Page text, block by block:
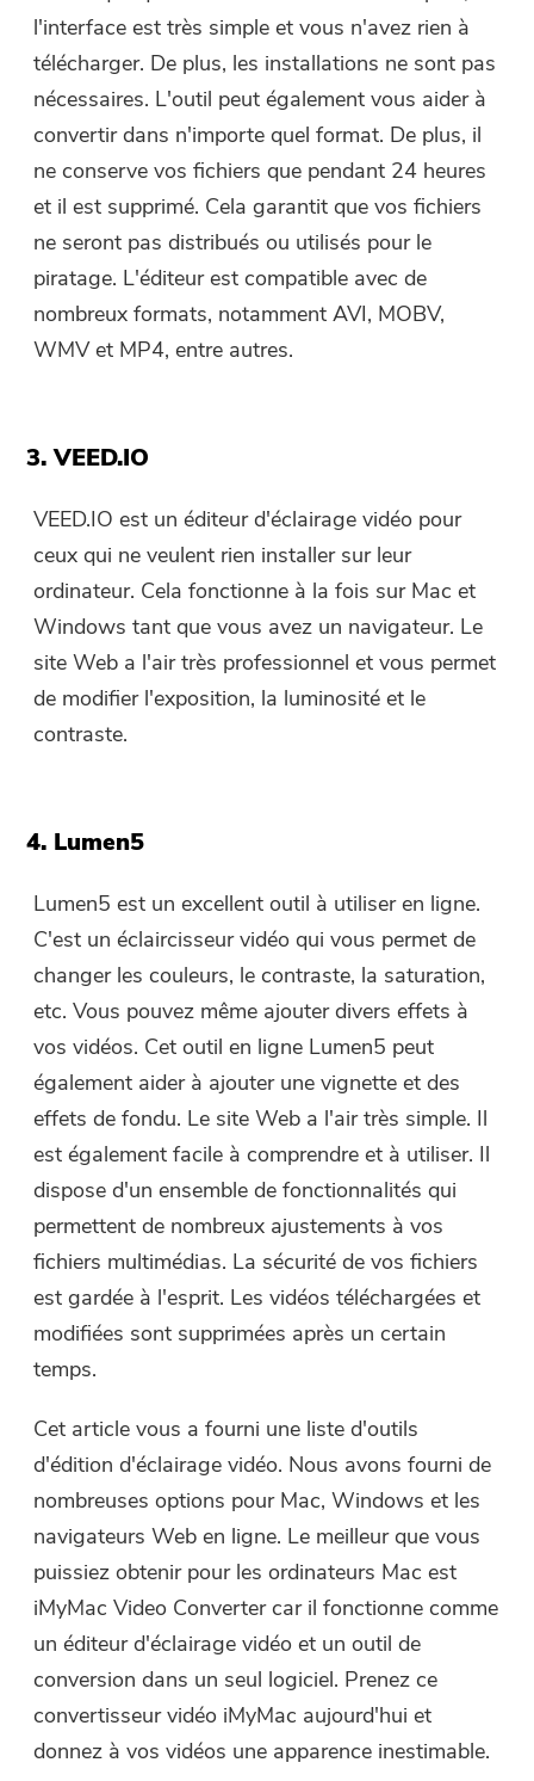
l'interface est très simple et vous n'avez rien à
télécharger. De plus, les installations ne sont pas
nécessaires. L'outil peut également vous aider à
convertir dans n'importe quel format. De plus, il
ne conserve vos fichiers que pendant 24 heures
et il est supprimé. Cela garantit que vos fichiers
ne seront pas distribués ou utilisés pour le
piratage. L'éditeur est compatible avec de
nombreux formats, notamment AVI, MOBV,
WMV et MP4, entre autres.
3. VEED.IO
VEED.IO est un éditeur d'éclairage vidéo pour
ceux qui ne veulent rien installer sur leur
ordinateur. Cela fonctionne à la fois sur Mac et
Windows tant que vous avez un navigateur. Le
site Web a l'air très professionnel et vous permet
de modifier l'exposition, la luminosité et le
contraste.
4. Lumen5
Lumen5 est un excellent outil à utiliser en ligne.
C'est un éclaircisseur vidéo qui vous permet de
changer les couleurs, le contraste, la saturation,
etc. Vous pouvez même ajouter divers effets à
vos vidéos. Cet outil en ligne Lumen5 peut
également aider à ajouter une vignette et des
effets de fondu. Le site Web a l'air très simple. Il
est également facile à comprendre et à utiliser. Il
dispose d'un ensemble de fonctionnalités qui
permettent de nombreux ajustements à vos
fichiers multimédias. La sécurité de vos fichiers
est gardée à l'esprit. Les vidéos téléchargées et
modifiées sont supprimées après un certain
temps.
Cet article vous a fourni une liste d'outils
d'édition d'éclairage vidéo. Nous avons fourni de
nombreuses options pour Mac, Windows et les
navigateurs Web en ligne. Le meilleur que vous
puissiez obtenir pour les ordinateurs Mac est
iMyMac Video Converter car il fonctionne comme
un éditeur d'éclairage vidéo et un outil de
conversion dans un seul logiciel. Prenez ce
convertisseur vidéo iMyMac aujourd'hui et
donnez à vos vidéos une apparence inestimable.